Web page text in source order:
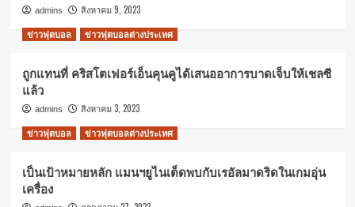
admins
สิงหาคม 9, 2023
ข่าวฟุตบอล
ข่าวฟุตบอลต่างประเทศ
ถูกแทนที่ คริสโตเฟอร์เอ็นคุนคูได้เสนออาการบาดเจ็บให้เชลซี
แล้ว
admins
สิงหาคม 3, 2023
ข่าวฟุตบอล
ข่าวฟุตบอลต่างประเทศ
เป็นเป้าหมายหลัก แมนฯยูไนเต็ดพบกับเรอัลมาดริดในเกมอุ่น
เครื่อง